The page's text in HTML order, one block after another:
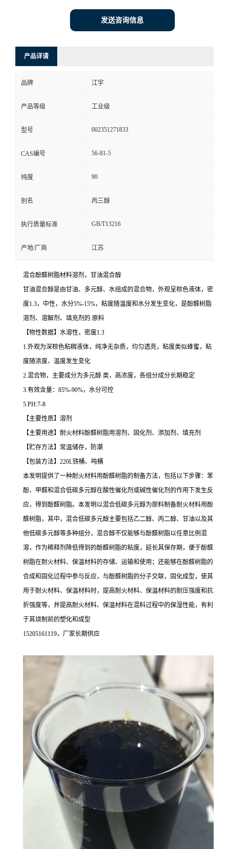
发送咨询信息
产品详请
品牌 江宇
产品等级 工业级
型号 002351271833
CAS编号 56-81-5
纯度 90
别名 丙三醇
执行质量标准 GB/T13216
产地/厂商 江苏
混合酚醛树脂材料溶剂，甘油混合醇
甘油混合醇是由甘油、多元醇、水组成的混合物，外观呈棕色液体，密
度1.3，中性，水分5%-15%，粘度随温度和水分发生变化，是酚醛树脂
溶剂、溶解剂、填充剂的 原料
【物性数据】水溶性，密度1.3
1.外观为深棕色粘稠液体，纯净无杂质，均匀透亮，粘度类似蜂蜜，粘
度随浓度、温度发生变化
2.混合物，主要成分为多元醇 类，高浓度，各组分成分长期稳定
3.有效含量：85%-90%，水分可控
5.PH:7-8
【主要性质】溶剂
【主要用途】耐火材料酚醛树脂用溶剂、固化剂、添加剂、填充剂
【贮存方法】常温储存，防潮
【包装方法】220L铁桶、吨桶
本发明提供了一种耐火材料用酚醛树脂的制备方法，包括以下步骤：苯
酚、甲醛和混合低碳多元醇在酸性催化剂或碱性催化剂的作用下发生反
应，得到酚醛树脂。本发明以混合低碳多元醇为原料制备耐火材料用酚
醛树脂，其中，混合低碳多元醇主要包括乙二醇、丙二醇、甘油以及其
他低碳多元醇等多种组分，混合醇不仅能够与酚醛树脂以任意比例混
溶，作为稀释剂降低得到的酚醛树脂的粘度，延长其保存期，便于酚醛
树脂在耐火材料、保温材料的存储、运输和使用；还能够在酚醛树脂的
合成和固化过程中参与反应，与酚醛树脂的分子交联，固化成型，使其
用于耐火材料、保温材料时，提高耐火材料、保温材料的耐压强度和抗
折强度等，并提高耐火材料、保温材料在混料过程中的保湿性能，有利
于其烧制前的塑化和成型
15205161119，厂家长期供应